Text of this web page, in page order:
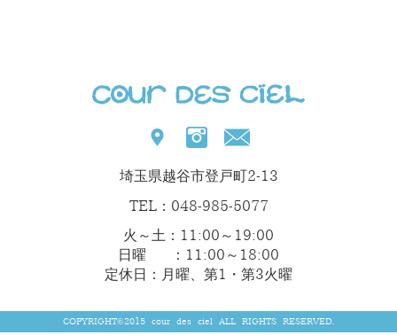
埼玉県越谷市登戸町2-13
TEL：048-985-5077
火～土：11:00～19:00
日曜 ：11:00～18:00
定休日：月曜、第1・第3火曜
COPYRIGHT©2015 cour des ciel ALL RIGHTS RESERVED.